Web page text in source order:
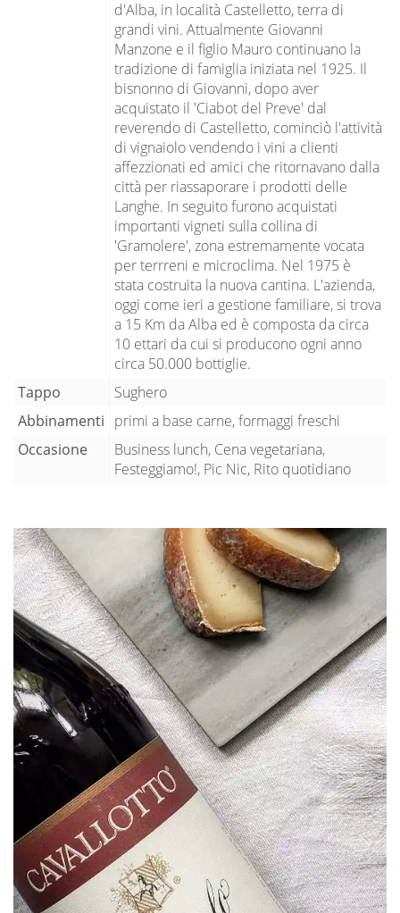
d'Alba, in località Castelletto, terra di
grandi vini. Attualmente Giovanni
Manzone e il figlio Mauro continuano la
tradizione di famiglia iniziata nel 1925. Il
bisnonno di Giovanni, dopo aver
acquistato il 'Ciabot del Preve' dal
reverendo di Castelletto, cominciò l'attività
di vignaiolo vendendo i vini a clienti
affezzionati ed amici che ritornavano dalla
città per riassaporare i prodotti delle
Langhe. In seguito furono acquistati
importanti vigneti sulla collina di
'Gramolere', zona estremamente vocata
per terrreni e microclima. Nel 1975 è
stata costruita la nuova cantina. L'azienda,
oggi come ieri a gestione familiare, si trova
a 15 Km da Alba ed è composta da circa
10 ettari da cui si producono ogni anno
circa 50.000 bottiglie.
Tappo
Sughero
Abbinamenti primi a base carne, formaggi freschi
Occasione
Business lunch, Cena vegetariana,
Festeggiamo!, Pic Nic, Rito quotidiano